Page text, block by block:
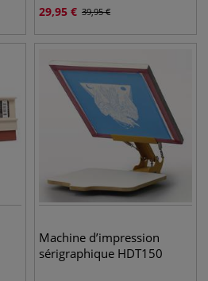
29,95 € 39,95€
Machine d’impression
sérigraphique HDT150